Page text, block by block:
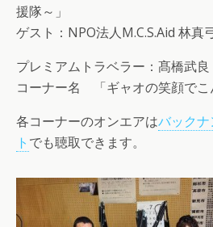
援隊～」
ゲスト：NPO法人M.C.S.Aid 林真
プレミアムトラベラー：髙橋武良
コーナー名 「ギャオの笑顔でこ
各コーナーのオンエアはバック
ト でも聴取できます。